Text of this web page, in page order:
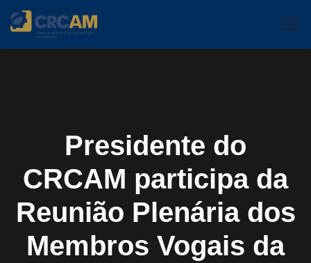
Presidente do
CRCAM participa da
Reunião Plenária dos
Membros Vogais da